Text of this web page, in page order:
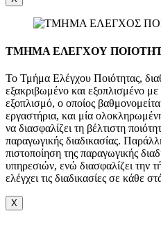
ΤΜΗΜΑ ΕΛΕΓΧΟΥ
Το Τμήμα Ελέγχου Ποιότητας,
εξακριβωμένο και εξοπλισμένο με
εξοπλισμό, ο οποίος
εργαστήρια, και μία
να διασφαλίζει τη βέλτιστη
παραγωγικής διαδικασίας.
πιστοποίηση της παραγωγικής
υπηρεσιών, ενώ διασφαλίζει την
ελέγχει τις διαδικασίες σε κάθε
X